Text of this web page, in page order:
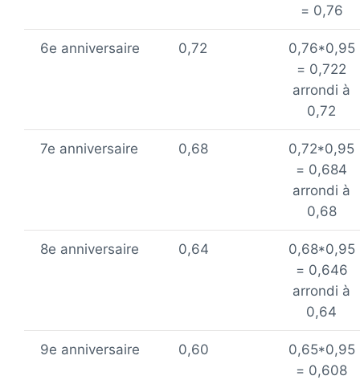
= 0,76
6e anniversaire 0,72
0,76*0,95
= 0,722
arrondi à
0,72
7e anniversaire 0,68
0,72*0,95
= 0,684
arrondi à
0,68
8e anniversaire 0,64
0,68*0,95
= 0,646
arrondi à
0,64
9e anniversaire 0,60
0,65*0,95
= 0,608